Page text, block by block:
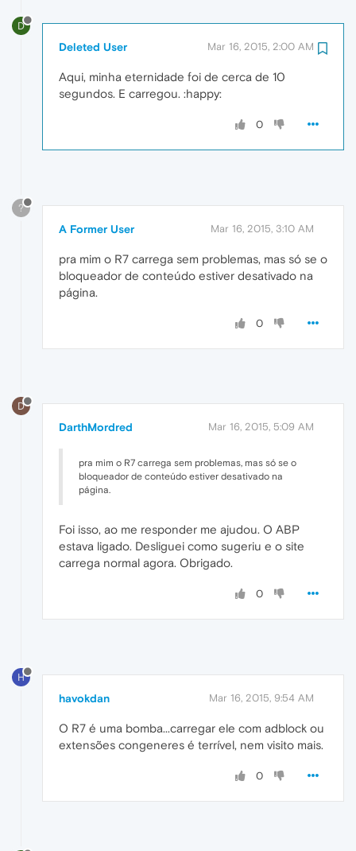
D
Deleted User Mar 16, 2015, 2:00 AM
Aqui, minha eternidade foi de cerca de 10
segundos. E carregou. :happy:
0
?
A Former User Mar 16, 2015, 3:10 AM
pra mim o R7 carrega sem problemas, mas só se o
bloqueador de conteúdo estiver desativado na
página.
0
D
DarthMordred Mar 16, 2015, 5:09 AM
pra mim o R7 carrega sem problemas, mas só se o
bloqueador de conteúdo estiver desativado na
página.
Foi isso, ao me responder me ajudou. O ABP
estava ligado. Desliguei como sugeriu e o site
carrega normal agora. Obrigado.
0
H
havokdan Mar 16, 2015, 9:54 AM
O R7 é uma bomba...carregar ele com adblock ou
extensões congeneres é terrível, nem visito mais.
0